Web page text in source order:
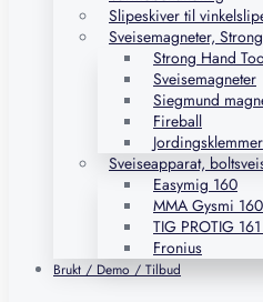
Slipeskiver til
Sveisemagneter,
Strong Hand
Sveisemagneter
Siegmund
Fireball
Jordingsklemmer
Sveiseapparat,
Easymig 160
MMA Gysmi
TIG PROTIG
Fronius
Brukt / Demo / Tilbud